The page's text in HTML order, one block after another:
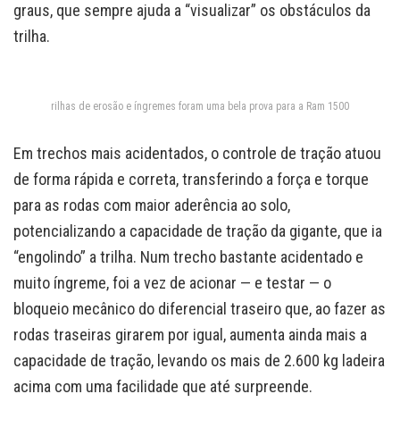
graus, que sempre ajuda a “visualizar” os obstáculos da
trilha.
rilhas de erosão e íngremes foram uma bela prova para a Ram 1500
Em trechos mais acidentados, o controle de tração atuou
de forma rápida e correta, transferindo a força e torque
para as rodas com maior aderência ao solo,
potencializando a capacidade de tração da gigante, que ia
“engolindo” a trilha. Num trecho bastante acidentado e
muito íngreme, foi a vez de acionar — e testar — o
bloqueio mecânico do diferencial traseiro que, ao fazer as
rodas traseiras girarem por igual, aumenta ainda mais a
capacidade de tração, levando os mais de 2.600 kg ladeira
acima com uma facilidade que até surpreende.